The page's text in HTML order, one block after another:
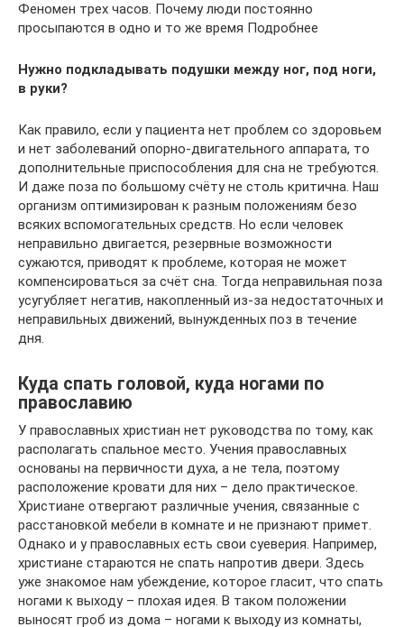
Феномен трех часов. Почему люди постоянно
просыпаются в одно и то же время Подробнее
Нужно подкладывать подушки между ног, под ноги,
в руки?
Как правило, если у пациента нет проблем со здоровьем
и нет заболеваний опорно-двигательного аппарата, то
дополнительные приспособления для сна не требуются.
И даже поза по большому счёту не столь критична. Наш
организм оптимизирован к разным положениям безо
всяких вспомогательных средств. Но если человек
неправильно двигается, резервные возможности
сужаются, приводят к проблеме, которая не может
компенсироваться за счёт сна. Тогда неправильная поза
усугубляет негатив, накопленный из-за недостаточных и
неправильных движений, вынужденных поз в течение
дня.
Куда спать головой, куда ногами по
православию
У православных христиан нет руководства по тому, как
располагать спальное место. Учения православных
основаны на первичности духа, а не тела, поэтому
расположение кровати для них – дело практическое.
Христиане отвергают различные учения, связанные с
расстановкой мебели в комнате и не признают примет.
Однако и у православных есть свои суеверия. Например,
христиане стараются не спать напротив двери. Здесь
уже знакомое нам убеждение, которое гласит, что спать
ногами к выходу – плохая идея. В таком положении
выносят гроб из дома – ногами к выходу из комнаты,